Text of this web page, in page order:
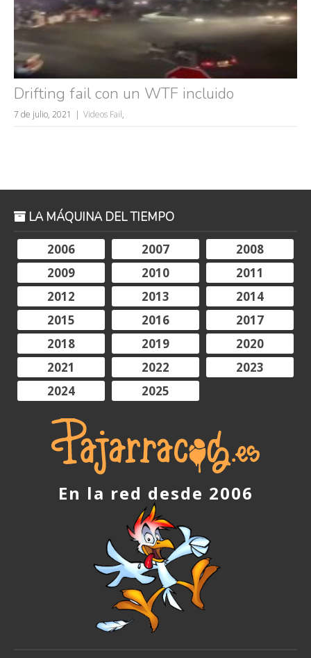
Drifting fail con un WTF incluido
7 de julio, 2021 Videos Fail,
LA MÁQUINA DEL TIEMPO
2006
2007
2008
2009
2010
2011
2012
2013
2014
2015
2016
2017
2018
2019
2020
2021
2022
2023
2024
2025
En la red desde 2006